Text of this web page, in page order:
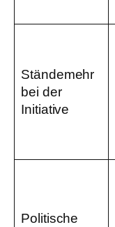
Ständemehr
bei der
Initiative
Politische